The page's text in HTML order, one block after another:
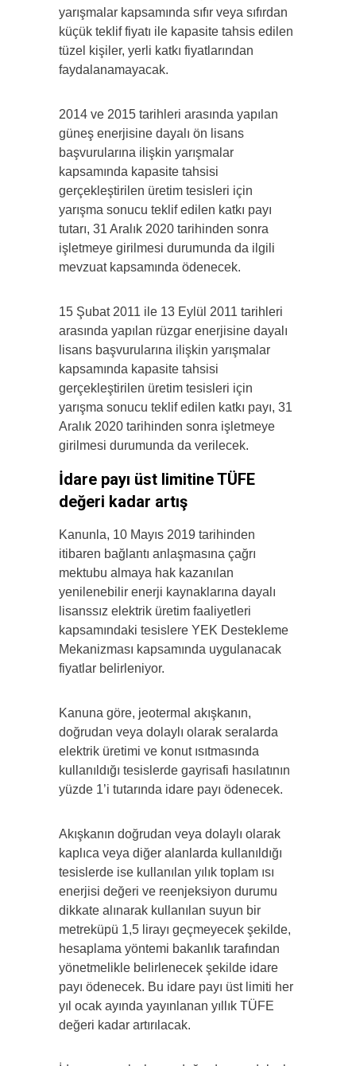
yarışmalar kapsamında sıfır veya sıfırdan
küçük teklif fiyatı ile kapasite tahsis edilen
tüzel kişiler, yerli katkı fiyatlarından
faydalanamayacak.
2014 ve 2015 tarihleri arasında yapılan
güneş enerjisine dayalı ön lisans
başvurularına ilişkin yarışmalar
kapsamında kapasite tahsisi
gerçekleştirilen üretim tesisleri için
yarışma sonucu teklif edilen katkı payı
tutarı, 31 Aralık 2020 tarihinden sonra
işletmeye girilmesi durumunda da ilgili
mevzuat kapsamında ödenecek.
15 Şubat 2011 ile 13 Eylül 2011 tarihleri
arasında yapılan rüzgar enerjisine dayalı
lisans başvurularına ilişkin yarışmalar
kapsamında kapasite tahsisi
gerçekleştirilen üretim tesisleri için
yarışma sonucu teklif edilen katkı payı, 31
Aralık 2020 tarihinden sonra işletmeye
girilmesi durumunda da verilecek.
İdare payı üst limitine TÜFE
değeri kadar artış
Kanunla, 10 Mayıs 2019 tarihinden
itibaren bağlantı anlaşmasına çağrı
mektubu almaya hak kazanılan
yenilenebilir enerji kaynaklarına dayalı
lisanssız elektrik üretim faaliyetleri
kapsamındaki tesislere YEK Destekleme
Mekanizması kapsamında uygulanacak
fiyatlar belirleniyor.
Kanuna göre, jeotermal akışkanın,
doğrudan veya dolaylı olarak seralarda
elektrik üretimi ve konut ısıtmasında
kullanıldığı tesislerde gayrisafi hasılatının
yüzde 1’i tutarında idare payı ödenecek.
Akışkanın doğrudan veya dolaylı olarak
kaplıca veya diğer alanlarda kullanıldığı
tesislerde ise kullanılan yılık toplam ısı
enerjisi değeri ve reenjeksiyon durumu
dikkate alınarak kullanılan suyun bir
metreküpü 1,5 lirayı geçmeyecek şekilde,
hesaplama yöntemi bakanlık tarafından
yönetmelikle belirlenecek şekilde idare
payı ödenecek. Bu idare payı üst limiti her
yıl ocak ayında yayınlanan yıllık TÜFE
değeri kadar artırılacak.